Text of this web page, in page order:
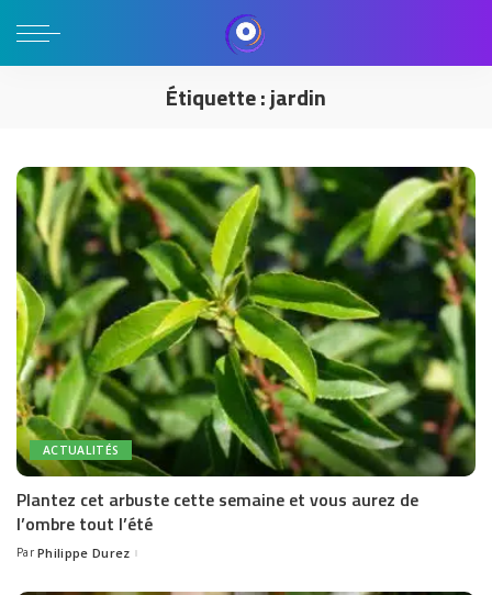
Étiquette :jardin
ACTUALITÉS
Plantez cet arbuste cette semaine et vous aurez de
l’ombre tout l’été
Posted
Par Philippe Durez